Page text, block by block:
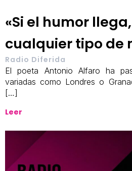
«Si el humor
cualquier tipo de
Radio Diferida
El poeta Antonio Alfaro ha
variadas como Londres o
[…]
Leer